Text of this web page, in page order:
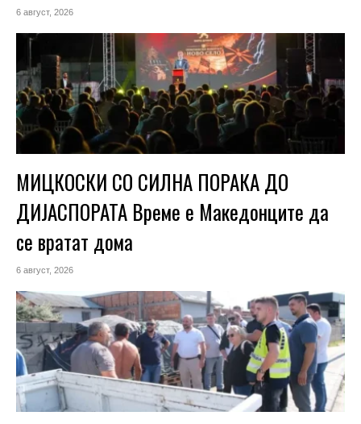
6 август, 2026
МИЦКОСКИ СО СИЛНА ПОРАКА ДО
ДИЈАСПОРАТА Време е Македонците да
се вратат дома
6 август, 2026